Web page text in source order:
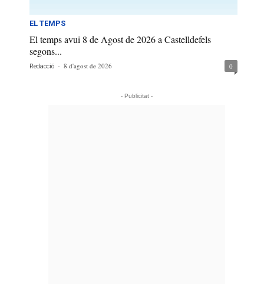
EL TEMPS
El temps avui 8 de Agost de 2026 a Castelldefels
segons...
Redacció - 8 d'agost de 2026 0
- Publicitat -